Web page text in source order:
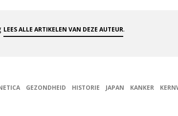
LEES ALLE ARTIKELEN VAN DEZE AUTEUR.
GEZONDHEID HISTORIE JAPAN KANKER